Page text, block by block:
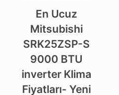
En Ucuz
Mitsubishi
SRK25ZSP-S
9000 BTU
inverter Klima
Fiyatları- Yeni